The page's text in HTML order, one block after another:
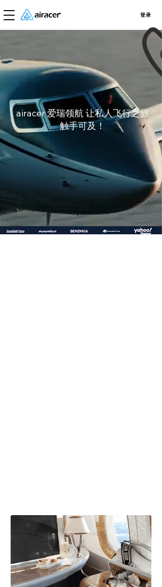
登录
airacer爱瑞领航 让私人飞行之旅
触手可及！
我们的客户评价：